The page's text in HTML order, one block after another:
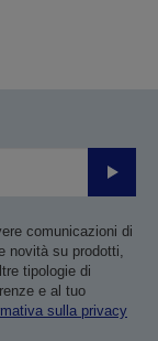
Invia
comunicazioni di
novità su prodotti,
tipologie di
e al tuo
sulla privacy